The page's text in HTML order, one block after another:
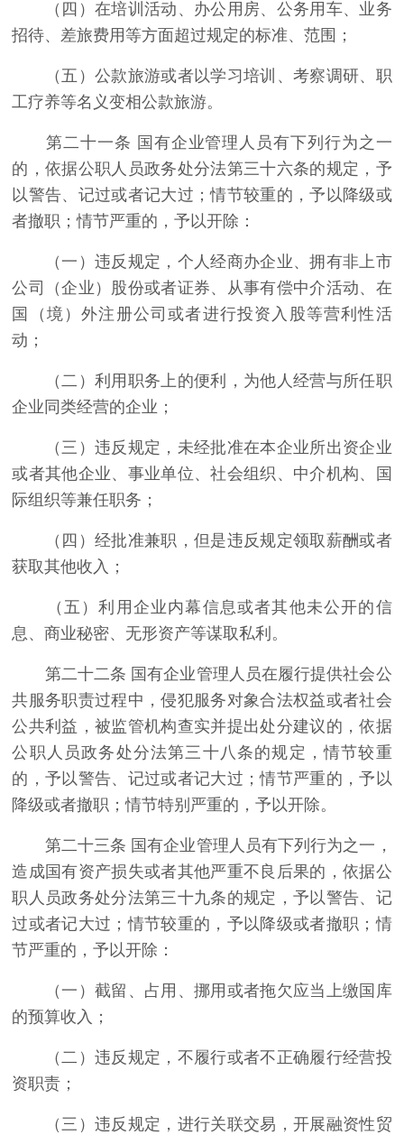
（四）在培训活动、办公用房、公务用车、业务
招待、差旅费用等方面超过规定的标准、范围；
（五）公款旅游或者以学习培训、考察调研、职
工疗养等名义变相公款旅游。
第二十一条 国有企业管理人员有下列行为之一
的，依据公职人员政务处分法第三十六条的规定，予
以警告、记过或者记大过；情节较重的，予以降级或
者撤职；情节严重的，予以开除：
（一）违反规定，个人经商办企业、拥有非上市
公司（企业）股份或者证券、从事有偿中介活动、在
国（境）外注册公司或者进行投资入股等营利性活
动；
（二）利用职务上的便利，为他人经营与所任职
企业同类经营的企业；
（三）违反规定，未经批准在本企业所出资企业
或者其他企业、事业单位、社会组织、中介机构、国
际组织等兼任职务；
（四）经批准兼职，但是违反规定领取薪酬或者
获取其他收入；
（五）利用企业内幕信息或者其他未公开的信
息、商业秘密、无形资产等谋取私利。
第二十二条 国有企业管理人员在履行提供社会公
共服务职责过程中，侵犯服务对象合法权益或者社会
公共利益，被监管机构查实并提出处分建议的，依据
公职人员政务处分法第三十八条的规定，情节较重
的，予以警告、记过或者记大过；情节严重的，予以
降级或者撤职；情节特别严重的，予以开除。
第二十三条 国有企业管理人员有下列行为之一，
造成国有资产损失或者其他严重不良后果的，依据公
职人员政务处分法第三十九条的规定，予以警告、记
过或者记大过；情节较重的，予以降级或者撤职；情
节严重的，予以开除：
（一）截留、占用、挪用或者拖欠应当上缴国库
的预算收入；
（二）违反规定，不履行或者不正确履行经营投
资职责；
（三）违反规定，进行关联交易，开展融资性贸